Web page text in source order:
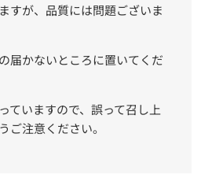
すが、品質には問題ございま
届かないところに置いてくだ
ていますので、誤って召し上
ご注意ください。